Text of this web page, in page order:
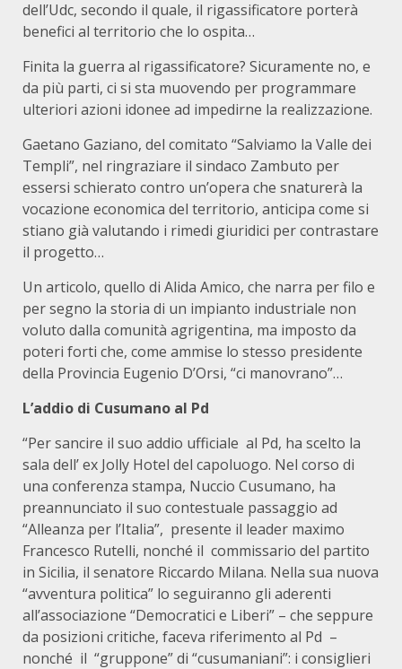
dell’Udc, secondo il quale, il rigassificatore porterà
benefici al territorio che lo ospita…
Finita la guerra al rigassificatore? Sicuramente no, e
da più parti, ci si sta muovendo per programmare
ulteriori azioni idonee ad impedirne la realizzazione.
Gaetano Gaziano, del comitato “Salviamo la Valle dei
Templi”, nel ringraziare il sindaco Zambuto per
essersi schierato contro un’opera che snaturerà la
vocazione economica del territorio, anticipa come si
stiano già valutando i rimedi giuridici per contrastare
il progetto…
Un articolo, quello di Alida Amico, che narra per filo e
per segno la storia di un impianto industriale non
voluto dalla comunità agrigentina, ma imposto da
poteri forti che, come ammise lo stesso presidente
della Provincia Eugenio D’Orsi, “ci manovrano”…
L’addio di Cusumano al Pd
“Per sancire il suo addio ufficiale al Pd, ha scelto la
sala dell’ ex Jolly Hotel del capoluogo. Nel corso di
una conferenza stampa, Nuccio Cusumano, ha
preannunciato il suo contestuale passaggio ad
“Alleanza per l’Italia”, presente il leader maximo
Francesco Rutelli, nonché il commissario del partito
in Sicilia, il senatore Riccardo Milana. Nella sua nuova
“avventura politica” lo seguiranno gli aderenti
all’associazione “Democratici e Liberi” – che seppure
da posizioni critiche, faceva riferimento al Pd –
nonché il “gruppone” di “cusumaniani”: i consiglieri